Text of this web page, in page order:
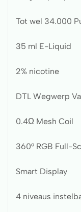
Tot wel 34.000
35 ml E-Liquid
2% nicotine
DTL Wegwerp
0.4Ω Mesh Coil
360° RGB Full-
Smart Display
4 niveaus